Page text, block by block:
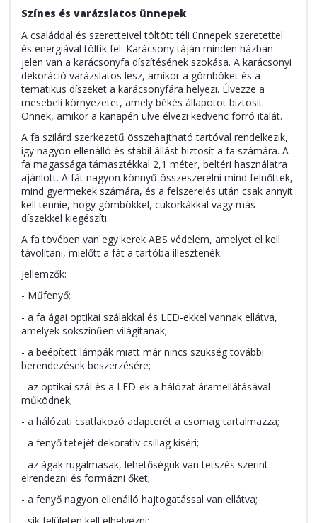
Színes és varázslatos ünnepek
A családdal és szeretteivel töltött téli ünnepek szeretettel
és energiával töltik fel. Karácsony táján minden házban
jelen van a karácsonyfa díszítésének szokása. A karácsonyi
dekoráció varázslatos lesz, amikor a gömböket és a
tematikus díszeket a karácsonyfára helyezi. Élvezze a
mesebeli környezetet, amely békés állapotot biztosít
Önnek, amikor a kanapén ülve élvezi kedvenc forró italát.
A fa szilárd szerkezetű összehajtható tartóval rendelkezik,
így nagyon ellenálló és stabil állást biztosít a fa számára. A
fa magassága támasztékkal 2,1 méter, beltéri használatra
ajánlott. A fát nagyon könnyű összeszerelni mind felnőttek,
mind gyermekek számára, és a felszerelés után csak annyit
kell tennie, hogy gömbökkel, cukorkákkal vagy más
díszekkel kiegészíti.
A fa tövében van egy kerek ABS védelem, amelyet el kell
távolítani, mielőtt a fát a tartóba illesztenék.
Jellemzők:
- Műfenyő;
- a fa ágai optikai szálakkal és LED-ekkel vannak ellátva,
amelyek sokszínűen világítanak;
- a beépített lámpák miatt már nincs szükség további
berendezések beszerzésére;
- az optikai szál és a LED-ek a hálózat áramellátásával
működnek;
- a hálózati csatlakozó adapterét a csomag tartalmazza;
- a fenyő tetejét dekoratív csillag kíséri;
- az ágak rugalmasak, lehetőségük van tetszés szerint
elrendezni és formázni őket;
- a fenyő nagyon ellenálló hajtogatással van ellátva;